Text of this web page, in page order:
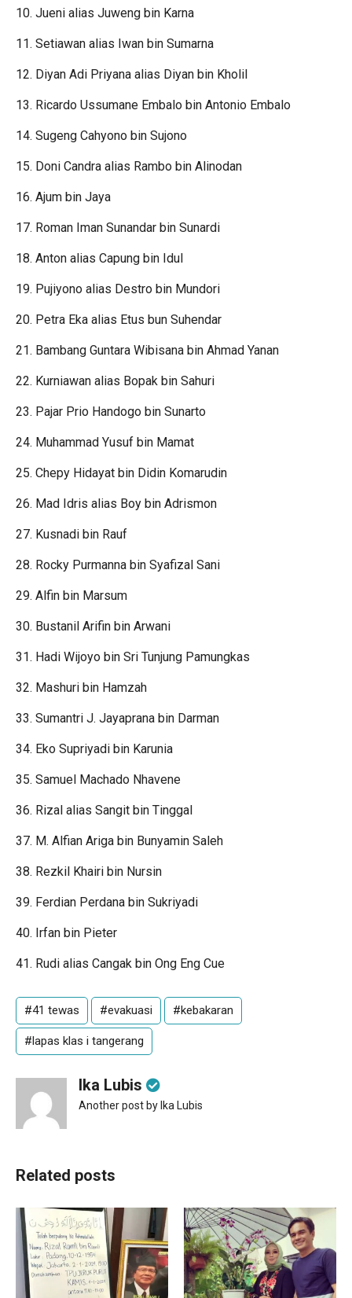
10. Jueni alias Juweng bin Karna
11. Setiawan alias Iwan bin Sumarna
12. Diyan Adi Priyana alias Diyan bin Kholil
13. Ricardo Ussumane Embalo bin Antonio Embalo
14. Sugeng Cahyono bin Sujono
15. Doni Candra alias Rambo bin Alinodan
16. Ajum bin Jaya
17. Roman Iman Sunandar bin Sunardi
18. Anton alias Capung bin Idul
19. Pujiyono alias Destro bin Mundori
20. Petra Eka alias Etus bun Suhendar
21. Bambang Guntara Wibisana bin Ahmad Yanan
22. Kurniawan alias Bopak bin Sahuri
23. Pajar Prio Handogo bin Sunarto
24. Muhammad Yusuf bin Mamat
25. Chepy Hidayat bin Didin Komarudin
26. Mad Idris alias Boy bin Adrismon
27. Kusnadi bin Rauf
28. Rocky Purmanna bin Syafizal Sani
29. Alfin bin Marsum
30. Bustanil Arifin bin Arwani
31. Hadi Wijoyo bin Sri Tunjung Pamungkas
32. Mashuri bin Hamzah
33. Sumantri J. Jayaprana bin Darman
34. Eko Supriyadi bin Karunia
35. Samuel Machado Nhavene
36. Rizal alias Sangit bin Tinggal
37. M. Alfian Ariga bin Bunyamin Saleh
38. Rezkil Khairi bin Nursin
39. Ferdian Perdana bin Sukriyadi
40. Irfan bin Pieter
41. Rudi alias Cangak bin Ong Eng Cue
#41 tewas #evakuasi #kebakaran
#lapas klas i tangerang
Ika Lubis
Another post by Ika Lubis
Related posts